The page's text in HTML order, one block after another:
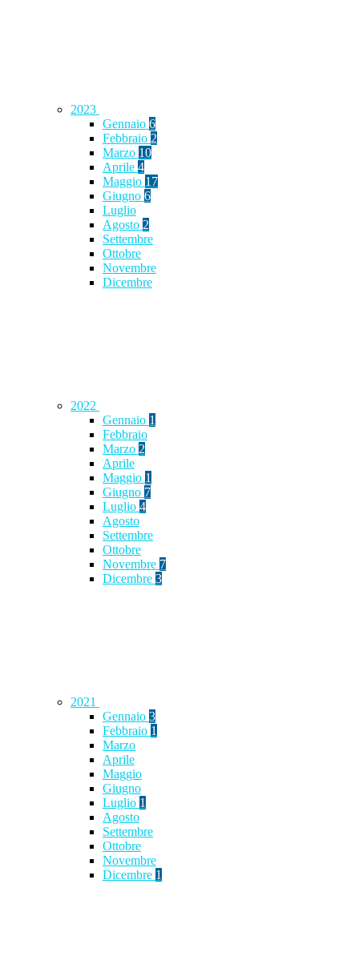
2023
Gennaio 6
Febbraio 2
Marzo 10
Aprile 4
Maggio 17
Giugno 6
Luglio
Agosto 2
Settembre
Ottobre
Novembre
Dicembre
2022
Gennaio 1
Febbraio
Marzo 2
Aprile
Maggio 1
Giugno 7
Luglio 4
Agosto
Settembre
Ottobre
Novembre 7
Dicembre 3
2021
Gennaio 3
Febbraio 1
Marzo
Aprile
Maggio
Giugno
Luglio 1
Agosto
Settembre
Ottobre
Novembre
Dicembre 1